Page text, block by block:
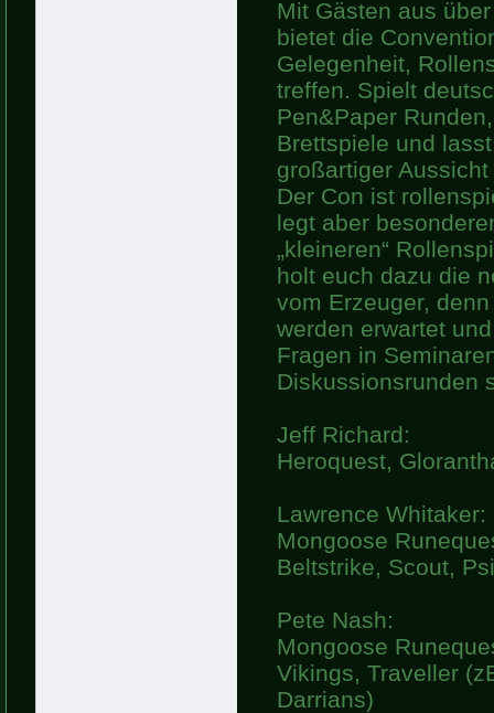
Mit Gästen aus
bietet die
Gelegenheit,
treffen. Spielt
Pen&Paper
Brettspiele und
großartiger
Der Con ist
legt aber
„kleineren“
holt euch dazu die
vom Erzeuger,
werden erwartet
Fragen in
Diskussionsrunden
Jeff Richard:
Heroquest,
Lawrence Whitaker:
Mongoose
Beltstrike, Scout,
Pete Nash:
Mongoose
Vikings, Traveller
Darrians)